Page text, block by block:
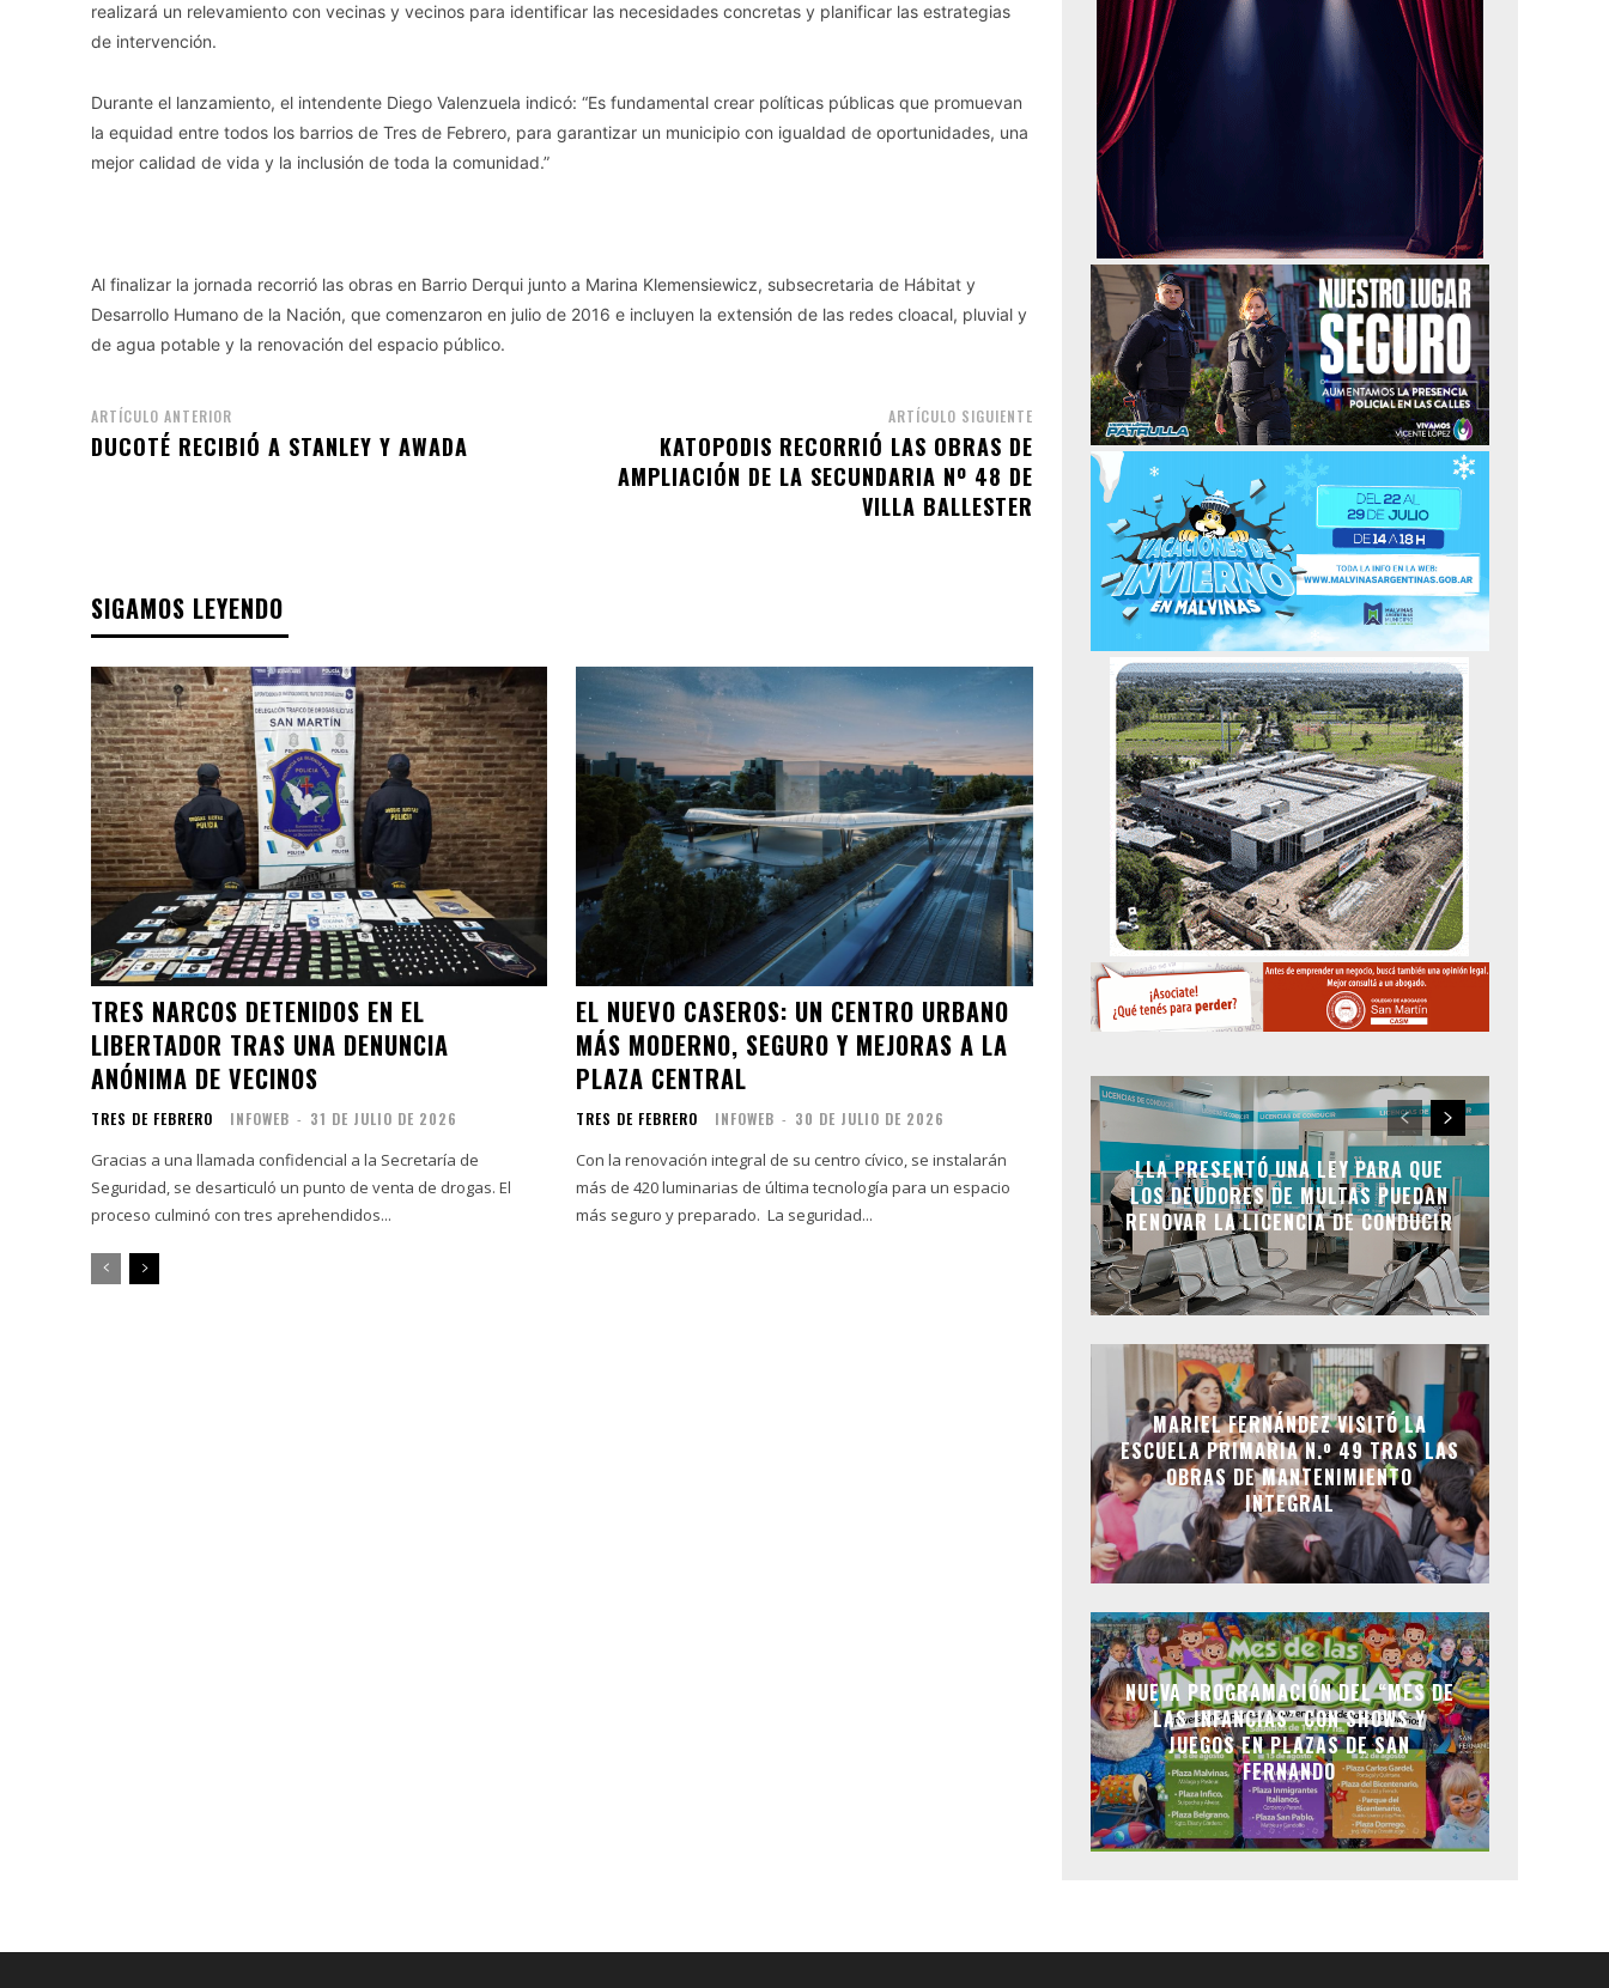
realizará un relevamiento con vecinas y vecinos para identificar las necesidades concretas y planificar las estrategias
de intervención.
Durante el lanzamiento, el intendente Diego Valenzuela indicó: “Es fundamental crear políticas públicas que promuevan
la equidad entre todos los barrios de Tres de Febrero, para garantizar un municipio con igualdad de oportunidades, una
mejor calidad de vida y la inclusión de toda la comunidad.”
Al finalizar la jornada recorrió las obras en Barrio Derqui junto a Marina Klemensiewicz, subsecretaria de Hábitat y
Desarrollo Humano de la Nación, que comenzaron en julio de 2016 e incluyen la extensión de las redes cloacal, pluvial y
de agua potable y la renovación del espacio público.
ARTÍCULO ANTERIOR
DUCOTÉ RECIBIÓ A STANLEY Y AWADA
ARTÍCULO SIGUIENTE
KATOPODIS RECORRIÓ LAS OBRAS DE
AMPLIACIÓN DE LA SECUNDARIA Nº 48 DE
VILLA BALLESTER
SIGAMOS LEYENDO
TRES NARCOS DETENIDOS EN EL
LIBERTADOR TRAS UNA DENUNCIA
ANÓNIMA DE VECINOS
TRES DE FEBRERO INFOWEB - 31 DE JULIO DE 2026
Gracias a una llamada confidencial a la Secretaría de
Seguridad, se desarticuló un punto de venta de drogas. El
proceso culminó con tres aprehendidos...
EL NUEVO CASEROS: UN CENTRO URBANO
MÁS MODERNO, SEGURO Y MEJORAS A LA
PLAZA CENTRAL
TRES DE FEBRERO INFOWEB - 30 DE JULIO DE 2026
Con la renovación integral de su centro cívico, se instalarán
más de 420 luminarias de última tecnología para un espacio
más seguro y preparado. La seguridad...
LLA PRESENTÓ UNA LEY PARA QUE
LOS DEUDORES DE MULTAS PUEDAN
RENOVAR LA LICENCIA DE CONDUCIR
MARIEL FERNÁNDEZ VISITÓ LA
ESCUELA PRIMARIA N.º 49 TRAS LAS
OBRAS DE MANTENIMIENTO
INTEGRAL
NUEVA PROGRAMACIÓN DEL “MES DE
LAS INFANCIAS” CON SHOWS Y
JUEGOS EN PLAZAS DE SAN
FERNANDO